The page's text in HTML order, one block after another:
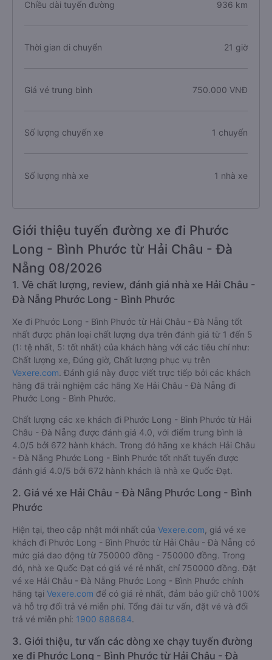
Chiều dài tuyến đường 936 km
Thời gian di chuyển 21 giờ
Giá vé trung bình 750.000 VNĐ
Số lượng chuyến xe 1 chuyến
Số lượng nhà xe 1 nhà xe
Giới thiệu tuyến đường xe đi Phước
Long - Bình Phước từ Hải Châu - Đà
Nẵng 08/2026
1. Về chất lượng, review, đánh giá nhà xe Hải Châu -
Đà Nẵng Phước Long - Bình Phước
Xe đi Phước Long - Bình Phước từ Hải Châu - Đà Nẵng tốt
nhất được phân loại chất lượng dựa trên đánh giá từ 1 đến 5
(1: tệ nhất, 5: tốt nhất) của khách hàng với các tiêu chí như:
Chất lượng xe, Đúng giờ, Chất lượng phục vụ trên
Vexere.com. Đánh giá này được viết trực tiếp bởi các khách
hàng đã trải nghiệm các hãng Xe Hải Châu - Đà Nẵng đi
Phước Long - Bình Phước.
Chất lượng các xe khách đi Phước Long - Bình Phước từ Hải
Châu - Đà Nẵng được đánh giá 4.0, với điểm trung bình là
4.0/5 bởi 672 hành khách. Trong đó hãng xe khách Hải Châu
- Đà Nẵng Phước Long - Bình Phước tốt nhất tuyến được
đánh giá 4.0/5 bởi 672 hành khách là nhà xe Quốc Đạt.
2. Giá vé xe Hải Châu - Đà Nẵng Phước Long - Bình
Phước
Hiện tại, theo cập nhật mới nhất của Vexere.com , giá vé xe
khách đi Phước Long - Bình Phước từ Hải Châu - Đà Nẵng có
mức giá dao động từ 750000 đồng - 750000 đồng. Trong
đó, nhà xe Quốc Đạt có giá vé rẻ nhất, chỉ 750000 đồng. Đặt
vé xe Hải Châu - Đà Nẵng Phước Long - Bình Phước chính
hãng tại Vexere.com để có giá rẻ nhất, đảm bảo giữ chỗ 100%
và hỗ trợ đổi trả vé miễn phí. Tổng đài tư vấn, đặt vé và đổi
trả vé miễn phí: 1900 888684.
3. Giới thiệu, tư vấn các dòng xe chạy tuyến đường
xe đi Phước Long - Bình Phước từ Hải Châu - Đà